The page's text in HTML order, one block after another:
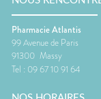
Pharmacie Atlantis
99 Avenue de Paris
91300 Massy
Tel : 09 67 10 91 64